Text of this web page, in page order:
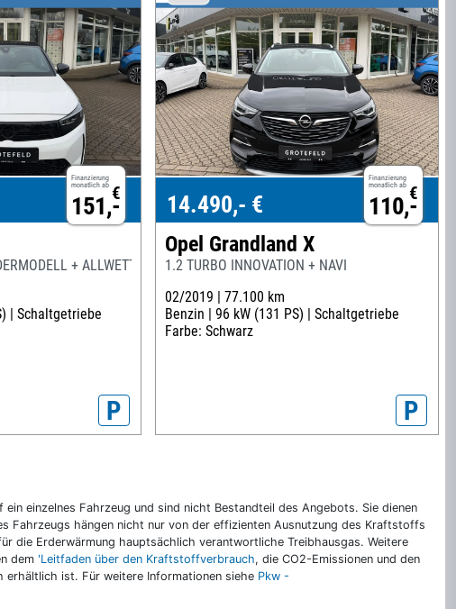
Finanzierung
monatlich ab €
151,-
+ ALLWETTERREIFEN
| Schaltgetriebe
P
Finanzierung
monatlich ab €
110,-
14.490,- €
Opel Grandland X
1.2 TURBO INNOVATION + NAVI
02/2019 | 77.100 km
Benzin | 96 kW (131 PS) | Schaltgetriebe
Farbe: Schwarz
P
einzelnes Fahrzeug und sind nicht Bestandteil des Angebots. Sie dienen
Fahrzeugs hängen nicht nur von der effizienten Ausnutzung des Kraftstoffs
die Erderwärmung hauptsächlich verantwortliche Treibhausgas. Weitere
dem 'Leitfaden über den Kraftstoffverbrauch, die CO2-Emissionen und den
erhältlich ist. Für weitere Informationen siehe Pkw -